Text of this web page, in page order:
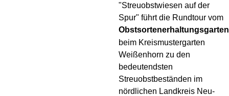
"Streuobstwiesen auf der
Spur" führt die Rundtour vom
Obstsortenerhaltungsgarten
beim Kreismustergarten
Weißenhorn zu den
bedeutendsten
Streuobstbeständen im
nördlichen Landkreis Neu-